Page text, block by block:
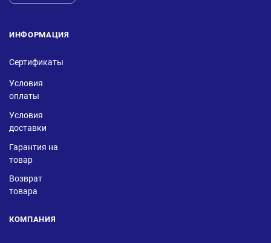
ИНФОРМАЦИЯ
Сертификаты
Условия
оплаты
Условия
доставки
Гарантия на
товар
Возврат
товара
КОМПАНИЯ